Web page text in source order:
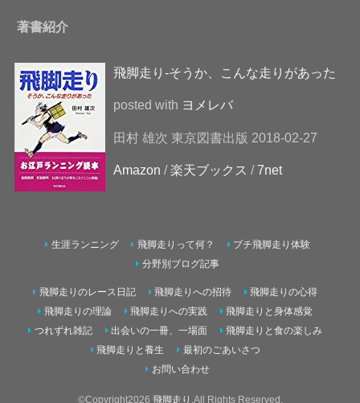
著書紹介
飛脚走り-そうか、こんな走りがあった
posted with ヨメレバ
田村 雄次 東京図書出版 2018-02-27
Amazon /楽天ブックス /7net
生涯ランニング 飛脚走りって何？
プチ飛脚走り体験
分野別ブログ記事
飛脚走りのレース日記 飛脚走りへの招待
飛脚走りの心得
飛脚走りの理論
飛脚走りへの実践
飛脚走りと身体感覚
つれずれ雑記
出会いの一冊、一場面
飛脚走りと食の楽しみ
飛脚走りと養生
最初のごあいさつ
お問い合わせ
©Copyright2026 飛脚走り .All Rights Reserved.